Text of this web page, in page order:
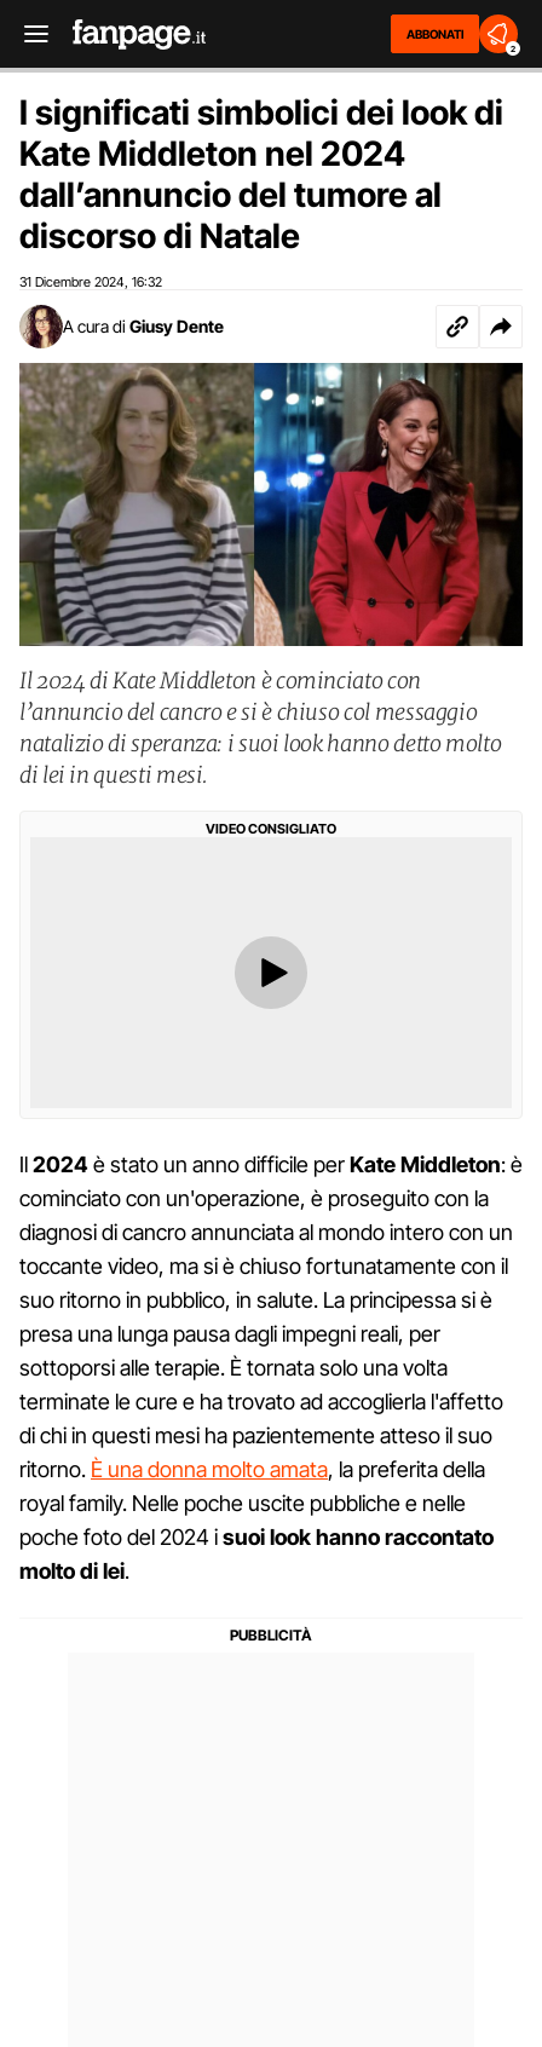
ABBONATI
2
I significati simbolici dei look di
Kate Middleton nel 2024
dall’annuncio del tumore al
discorso di Natale
31 Dicembre 2024 16:32
A cura di Giusy Dente
Il 2024 di Kate Middleton è cominciato con
l’annuncio del cancro e si è chiuso col messaggio
natalizio di speranza: i suoi look hanno detto molto
di lei in questi mesi.
VIDEO CONSIGLIATO
Il2024è stato un anno difficile perKate Middleton: è
cominciato con un'operazione, è proseguito con la
diagnosi di cancro annunciata al mondo intero con un
toccante video, ma si è chiuso fortunatamente con il
suo ritorno in pubblico, in salute. La principessa si è
presa una lunga pausa dagli impegni reali, per
sottoporsi alle terapie. È tornata solo una volta
terminate le cure e ha trovato ad accoglierla l'affetto
di chi in questi mesi ha pazientemente atteso il suo
ritorno. È una donna molto amata, la preferita della
royal family. Nelle poche uscite pubbliche e nelle
poche foto del 2024 isuoi look hanno raccontato
molto di lei.